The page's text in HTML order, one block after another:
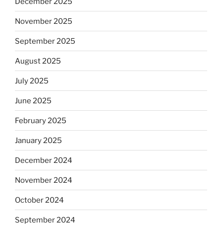
November 2025
September 2025
August 2025
July 2025
June 2025
February 2025
January 2025
December 2024
November 2024
October 2024
September 2024